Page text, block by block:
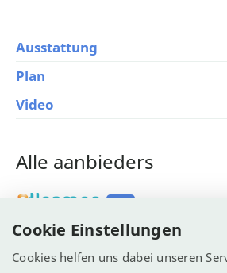
Ausstattung
Plan
Video
Alle aanbieders
Cookie Einstellungen
Cookies helfen uns dabei unseren